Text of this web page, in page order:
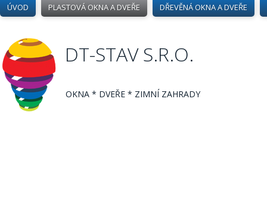
DT-STAV S.R.O.
OKNA * DVEŘE * ZIMNÍ ZAHRADY
ÚVOD PLASTOVÁ OKNA A DVEŘE DŘEVĚNÁ OKNA A DVEŘE